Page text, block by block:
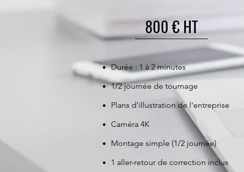
800 € HT
Durée : 1 à 2 minutes
1/2 journée de tournage
Plans d'illustration de l'entreprise
Caméra 4K
Montage simple (1/2 journée)
1 aller-retour de correction inclus